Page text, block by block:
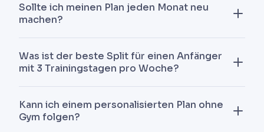
erweitertes Tracking und unbegrenzte
Wochen (neuromuskuläre Anpassungen).
Ernährung.
Sollte ich meinen Plan jeden Monat neu
machen?
laufen, bevor größere Anpassungen erfolgen.
AIVancePro nimmt jede Woche automatische
bleibt stabil, damit du echten Fortschritt messen
kannst.
Was ist der beste Split für einen Anfänger
mit 3 Trainingstagen pro Woche?
treffen maximiert die neuromuskulären
Anpassungen, von denen Anfänger profitieren.
Kann ich einem personalisierten Plan ohne
Gym folgen?